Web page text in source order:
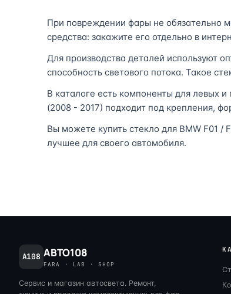
При повреждении фары не обязательно
средства: закажите его отдельно в
Для производства деталей используют
способность светового потока. Такое
В каталоге есть компоненты для левых
(2008 - 2017) подходит под крепления,
Вы можете купить стекло для BMW F01 /
лучшее для своего автомобиля.
A108 АВТО108
FARA · LAB · SHOP
Сервис и магазин автосвета. Ремонт,